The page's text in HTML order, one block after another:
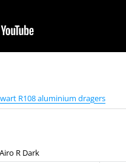
R108 aluminium dragers
R Dark